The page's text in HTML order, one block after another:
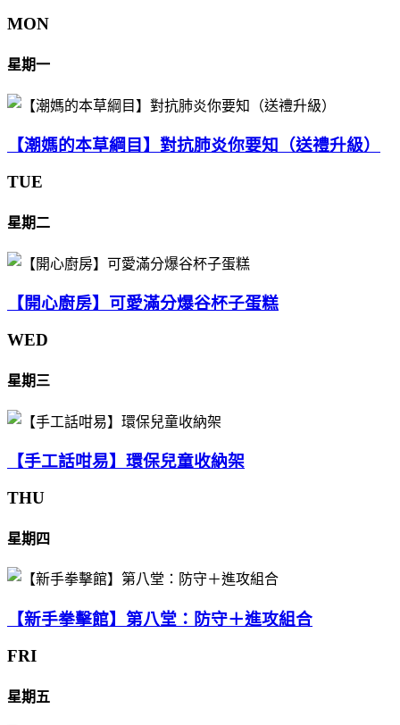
MON
星期一
【潮媽的本草綱目】對抗肺炎你要知（送禮升級）
TUE
星期二
【開心廚房】可愛滿分爆谷杯子蛋糕
WED
星期三
【手工話咁易】環保兒童收納架
THU
星期四
【新手拳擊館】第八堂：防守＋進攻組合
FRI
星期五